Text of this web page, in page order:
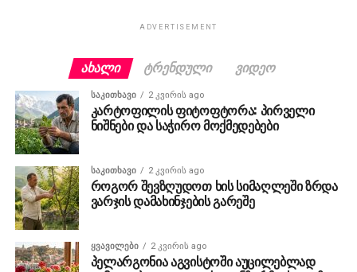
ADVERTISEMENT
ᲐᲮᲐᲚᲘ ᲢᲠᲔᲜᲓᲣᲚᲘ ᲕᲘᲓᲔᲝ
ᲡᲐᲙᲘᲗᲮᲐᲕᲘ 2 კვირის ago
კარტოფილის ფიტოფტორა: პირველი
ნიშნები და საჭირო მოქმედებები
ᲡᲐᲙᲘᲗᲮᲐᲕᲘ 2 კვირის ago
როგორ შევზღუდოთ ხის სიმაღლეში ზრდა
ვარჯის დამახინჯების გარეშე
ᲧᲕᲐᲕᲘᲚᲔᲑᲘ 2 კვირის ago
პელარგონია აგვისტოში აუცილებლად